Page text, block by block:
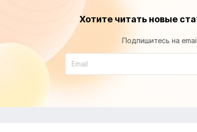
Хотите читать новые
Подпишитесь на